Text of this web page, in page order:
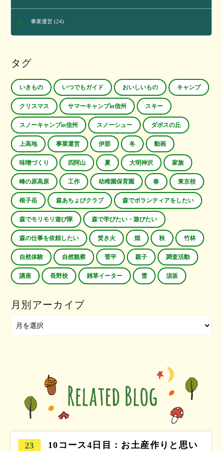
事業運営(24)
タグ
いきもの いつでもガイド おいしいもの キャンプ
クリスマス サマーキャンプin信州 スキー
スノーキャンプin信州 スノーシュー ダボスの丘
上高地 事業運営 伊那 冬 動画
味噌づくり 四阿山 夏 大明神沢 家族
峰の原高原 工作 幼稚園保育園 春 東京校
根子岳 森あちょびクラブ 森でボランティアをしたい
森でモリモリ遊び隊 森で学びたい・遊びたい
森の仕事を依頼したい 焚き火 畑 秋 竹林
自然体験 自然観察 菅平 親子 調査活動
講座 長野校 雑草イーター 雪 須坂
月別アーカイブ
23
10コース4日目：お土産作りと思い